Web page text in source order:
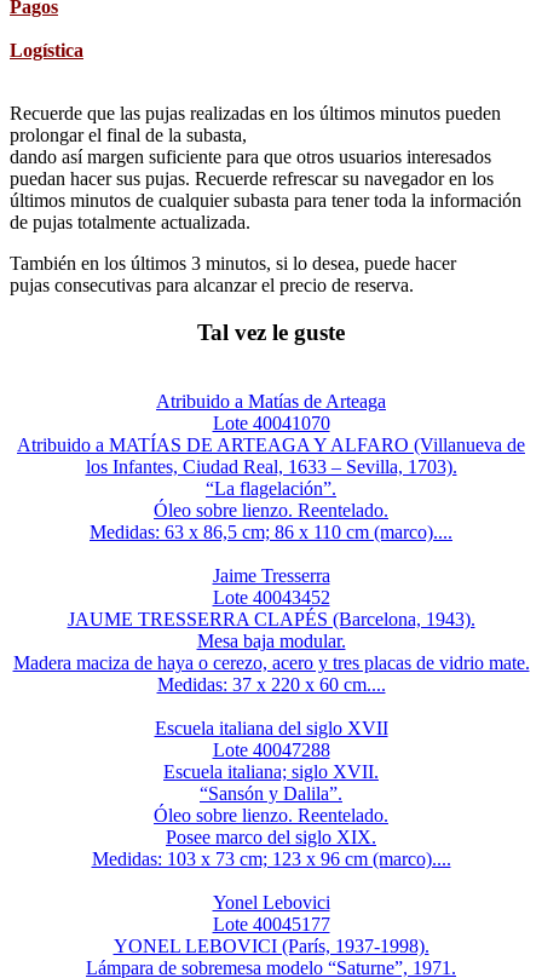
Pagos
Logística
Recuerde que las pujas realizadas en los últimos minutos pueden
prolongar el final de la subasta,
dando así margen suficiente para que otros usuarios interesados
puedan hacer sus pujas. Recuerde refrescar su navegador en los
últimos minutos de cualquier subasta para tener toda la información
de pujas totalmente actualizada.
También en los últimos 3 minutos, si lo desea, puede hacer
pujas consecutivas para alcanzar el precio de reserva.
Tal vez le guste
Atribuido a Matías de Arteaga
Lote 40041070
Atribuido a MATÍAS DE ARTEAGA Y ALFARO (Villanueva de
los Infantes, Ciudad Real, 1633 – Sevilla, 1703).
“La flagelación”.
Óleo sobre lienzo. Reentelado.
Medidas: 63 x 86,5 cm; 86 x 110 cm (marco)....
Jaime Tresserra
Lote 40043452
JAUME TRESSERRA CLAPÉS (Barcelona, 1943).
Mesa baja modular.
Madera maciza de haya o cerezo, acero y tres placas de vidrio mate.
Medidas: 37 x 220 x 60 cm....
Escuela italiana del siglo XVII
Lote 40047288
Escuela italiana; siglo XVII.
“Sansón y Dalila”.
Óleo sobre lienzo. Reentelado.
Posee marco del siglo XIX.
Medidas: 103 x 73 cm; 123 x 96 cm (marco)....
Yonel Lebovici
Lote 40045177
YONEL LEBOVICI (París, 1937-1998).
Lámpara de sobremesa modelo “Saturne”, 1971.